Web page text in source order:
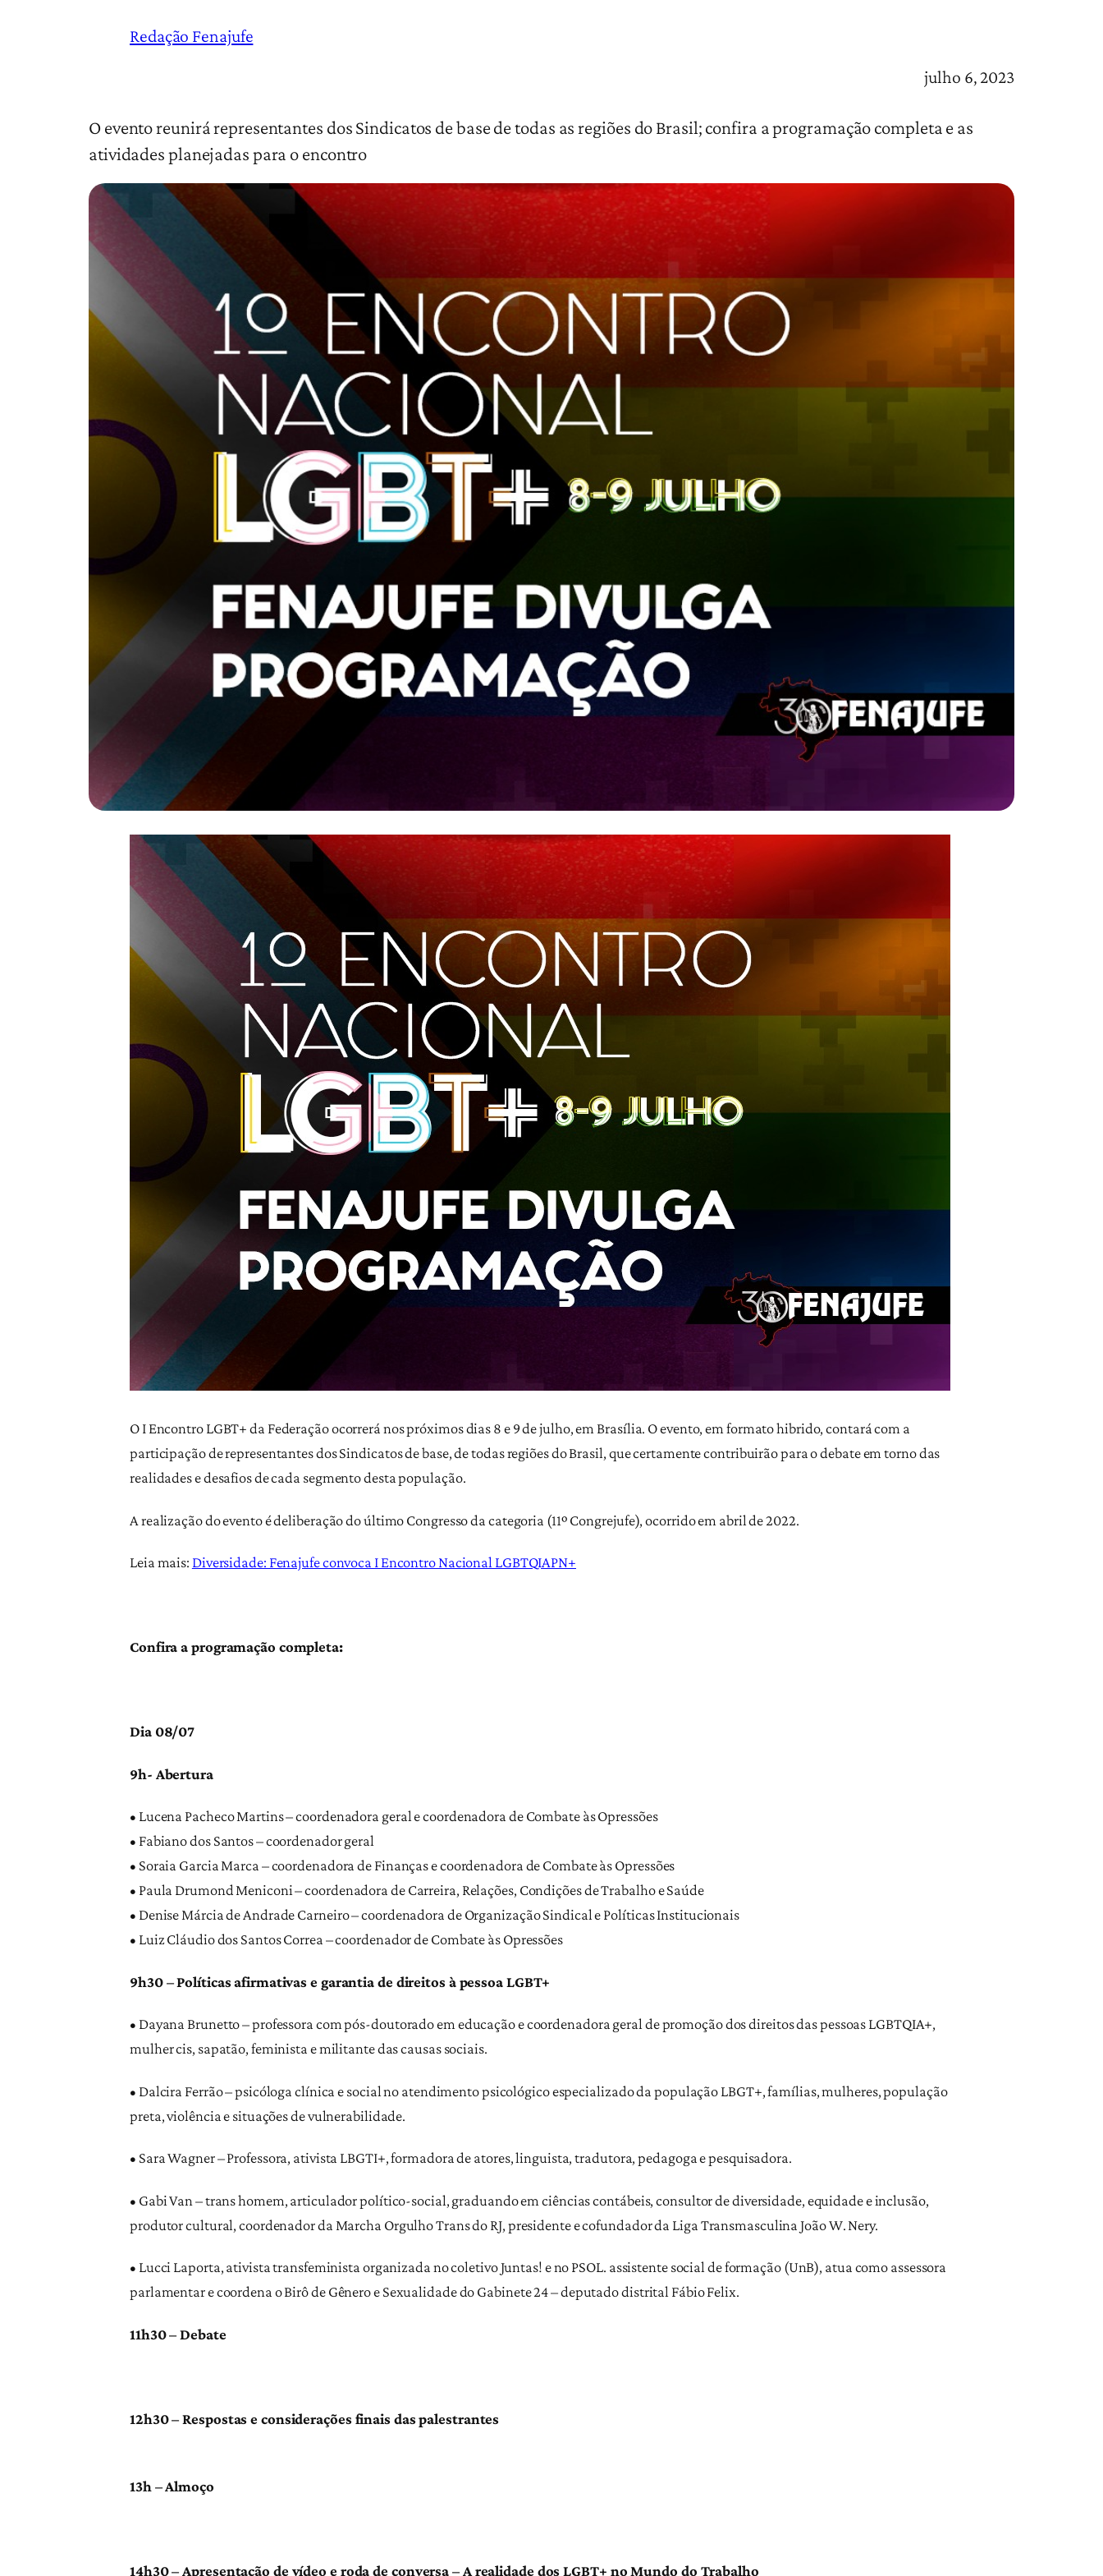
Redação Fenajufe
julho 6, 2023
O evento reunirá representantes dos Sindicatos de base de todas as regiões do Brasil; confira a programação completa e as
atividades planejadas para o encontro
O I Encontro LGBT+ da Federação ocorrerá nos próximos dias 8 e 9 de julho, em Brasília. O evento, em formato hibrido, contará com a
participação de representantes dos Sindicatos de base, de todas regiões do Brasil, que certamente contribuirão para o debate em torno das
realidades e desafios de cada segmento desta população.
A realização do evento é deliberação do último Congresso da categoria (11º Congrejufe), ocorrido em abril de 2022.
Leia mais: Diversidade: Fenajufe convoca I Encontro Nacional LGBTQIAPN+
Confira a programação completa:
Dia 08/07
9h- Abertura
• Lucena Pacheco Martins – coordenadora geral e coordenadora de Combate às Opressões
• Fabiano dos Santos – coordenador geral
• Soraia Garcia Marca – coordenadora de Finanças e coordenadora de Combate às Opressões
• Paula Drumond Meniconi – coordenadora de Carreira, Relações, Condições de Trabalho e Saúde
• Denise Márcia de Andrade Carneiro – coordenadora de Organização Sindical e Políticas Institucionais
• Luiz Cláudio dos Santos Correa – coordenador de Combate às Opressões
9h30 – Políticas afirmativas e garantia de direitos à pessoa LGBT+
• Dayana Brunetto – professora com pós-doutorado em educação e coordenadora geral de promoção dos direitos das pessoas LGBTQIA+,
mulher cis, sapatão, feminista e militante das causas sociais.
• Dalcira Ferrão – psicóloga clínica e social no atendimento psicológico especializado da população LBGT+, famílias, mulheres, população
preta, violência e situações de vulnerabilidade.
• Sara Wagner – Professora, ativista LBGTI+, formadora de atores, linguista, tradutora, pedagoga e pesquisadora.
• Gabi Van – trans homem, articulador político-social, graduando em ciências contábeis, consultor de diversidade, equidade e inclusão,
produtor cultural, coordenador da Marcha Orgulho Trans do RJ, presidente e cofundador da Liga Transmasculina João W. Nery.
• Lucci Laporta, ativista transfeminista organizada no coletivo Juntas! e no PSOL. assistente social de formação (UnB), atua como assessora
parlamentar e coordena o Birô de Gênero e Sexualidade do Gabinete 24 – deputado distrital Fábio Felix.
11h30 – Debate
12h30 – Respostas e considerações finais das palestrantes
13h – Almoço
14h30 – Apresentação de vídeo e roda de conversa – A realidade dos LGBT+ no Mundo do Trabalho